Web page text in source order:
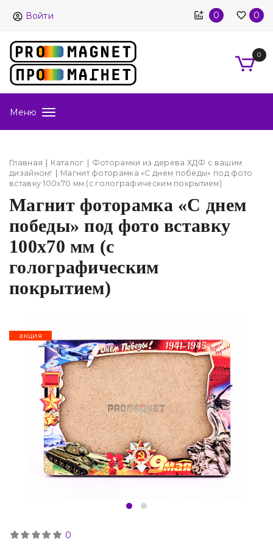
Войти 0 0
0
Меню
Главная Каталог
Фоторамки из дерева ХДФ с вашим
дизайном!
Магнит фоторамка «С днем победы» под фото
вставку 100х70 мм (с голографическим покрытием)
Магнит фоторамка «С днем
победы» под фото вставку
100х70 мм (с
голографическим
покрытием)
акция
0